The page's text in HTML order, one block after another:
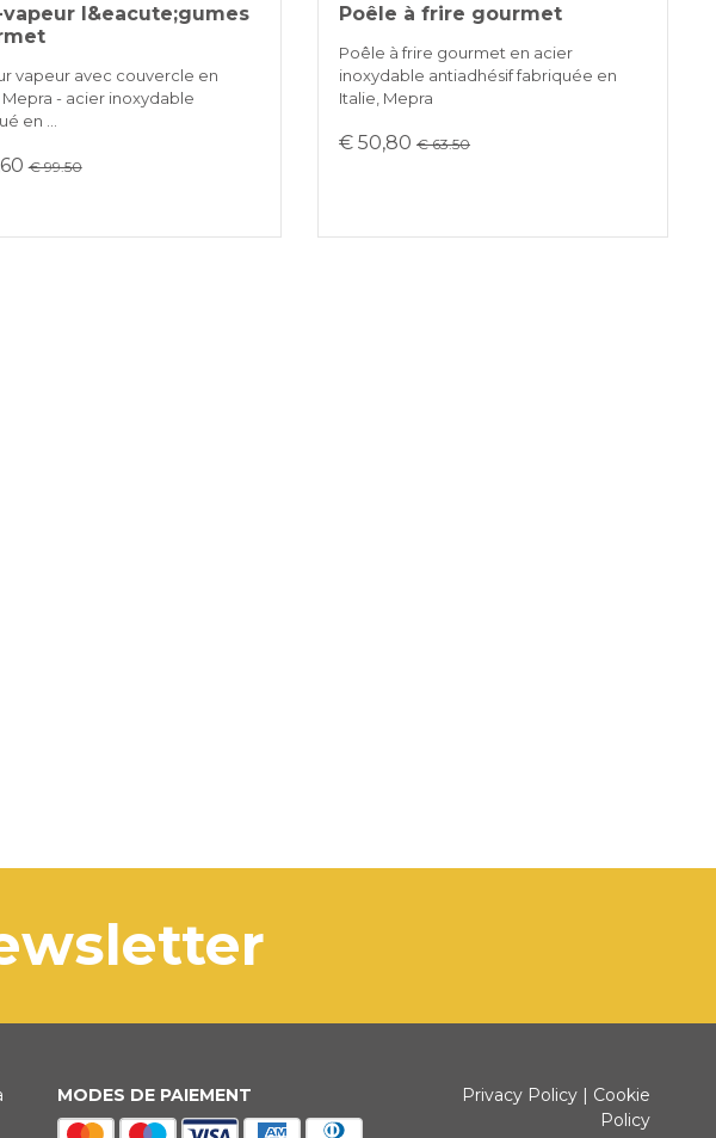
l&eacute;gumes
vapeur avec couvercle en
- acier inoxydable
en …
€ 99.50
Poêle à frire gourmet
Poêle à frire gourmet en acier
inoxydable antiadhésif fabriquée en
Italie, Mepra
€ 50,80€ 63.50
MODES DE PAIEMENT Privacy Policy| Cookie
Policy